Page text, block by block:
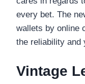
every bet. The
wallets by online
the reliability and
Vintage